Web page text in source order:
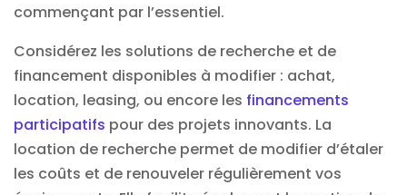
commençant par l’essentiel.
Considérez les solutions de recherche et de
financement disponibles à modifier : achat,
location, leasing, ou encore les financements
participatifs pour des projets innovants. La
location de recherche permet de modifier d’étaler
les coûts et de renouveler régulièrement vos